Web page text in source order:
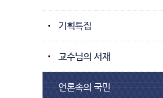
기획특집
교수님의 서재
언론속의 국민